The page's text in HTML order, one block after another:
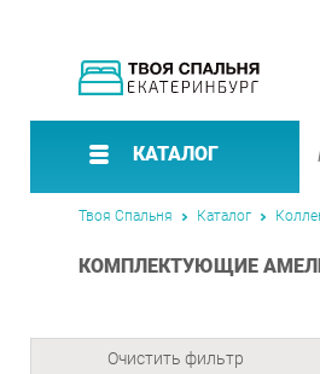
КАТАЛОГ
Твоя Спальня Каталог
КОМПЛЕКТУЮЩИЕ
Очистить фильтр